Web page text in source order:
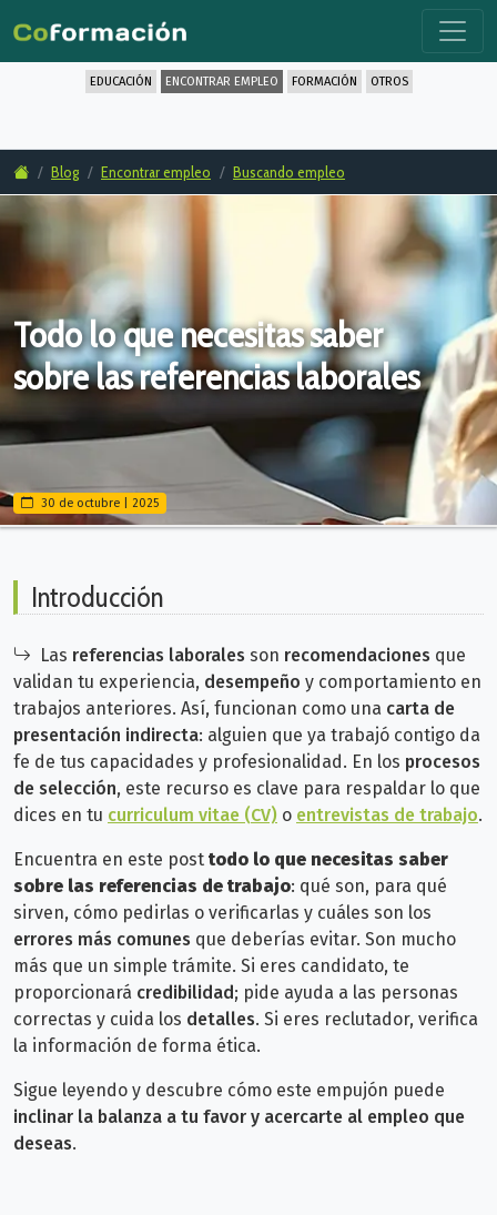
EDUCACIÓN ENCONTRAR EMPLEO FORMACIÓN OTROS
Blog Encontrar empleo Buscando empleo
Todo lo que necesitas saber
sobre las referencias laborales
30 de octubre | 2025
Introducción
Las referencias laborales son recomendaciones que
validan tu experiencia, desempeño y comportamiento en
trabajos anteriores. Así, funcionan como una carta de
presentación indirecta: alguien que ya trabajó contigo da
fe de tus capacidades y profesionalidad. En los procesos
de selección, este recurso es clave para respaldar lo que
dices en tu curriculum vitae (CV) o entrevistas de trabajo.
Encuentra en este post todo lo que necesitas saber
sobre las referencias de trabajo: qué son, para qué
sirven, cómo pedirlas o verificarlas y cuáles son los
errores más comunes que deberías evitar. Son mucho
más que un simple trámite. Si eres candidato, te
proporcionará credibilidad ; pide ayuda a las personas
correctas y cuida los detalles. Si eres reclutador, verifica
la información de forma ética.
Sigue leyendo y descubre cómo este empujón puede
inclinar la balanza a tu favor y acercarte al empleo que
deseas.